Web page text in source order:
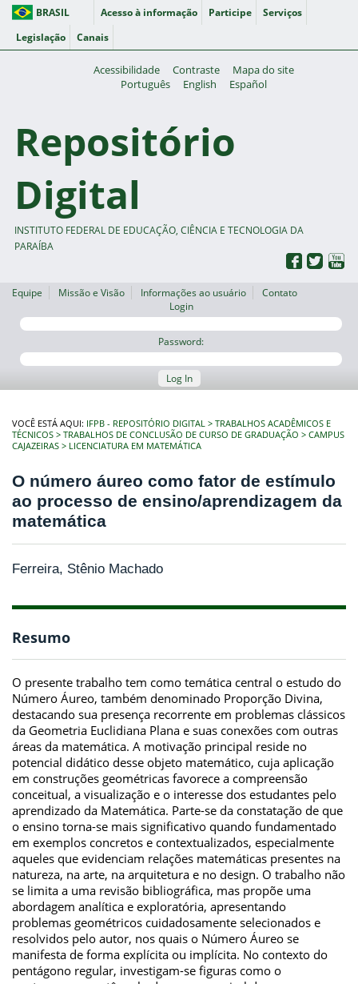
BRASIL Acesso à informação Participe
Serviços
Legislação
Canais
Acessibilidade Contraste
Mapa do site
Português
English Español
Repositório
Digital
INSTITUTO FEDERAL DE EDUCAÇÃO, CIÊNCIA E TECNOLOGIA DA
PARAÍBA
Equipe Missão e Visão Informações ao usuário
Contato
Login
Password:
Log In
VOCÊ ESTÁ AQUI: IFPB - REPOSITÓRIO DIGITAL
TRABALHOS ACADÊMICOS E
TÉCNICOS
TRABALHOS DE CONCLUSÃO DE CURSO DE GRADUAÇÃO
CAMPUS
CAJAZEIRAS
LICENCIATURA EM MATEMÁTICA
O número áureo como fator de estímulo
ao processo de ensino/aprendizagem da
matemática
Ferreira, Stênio Machado
Resumo
O presente trabalho tem como temática central o estudo do
Número Áureo, também denominado Proporção Divina,
destacando sua presença recorrente em problemas clássicos
da Geometria Euclidiana Plana e suas conexões com outras
áreas da matemática. A motivação principal reside no
potencial didático desse objeto matemático, cuja aplicação
em construções geométricas favorece a compreensão
conceitual, a visualização e o interesse dos estudantes pelo
aprendizado da Matemática. Parte-se da constatação de que
o ensino torna-se mais significativo quando fundamentado
em exemplos concretos e contextualizados, especialmente
aqueles que evidenciam relações matemáticas presentes na
natureza, na arte, na arquitetura e no design. O trabalho não
se limita a uma revisão bibliográfica, mas propõe uma
abordagem analítica e exploratória, apresentando
problemas geométricos cuidadosamente selecionados e
resolvidos pelo autor, nos quais o Número Áureo se
manifesta de forma explícita ou implícita. No contexto do
pentágono regular, investigam-se figuras como o